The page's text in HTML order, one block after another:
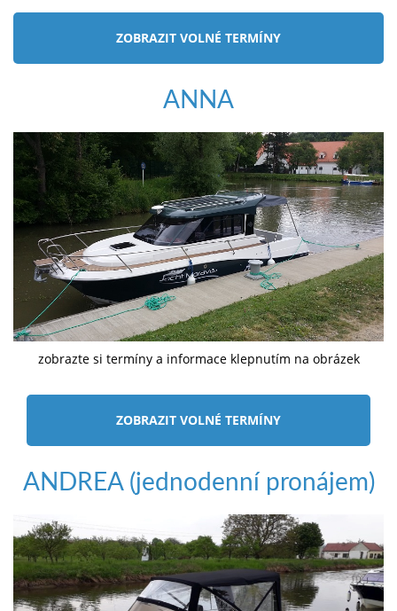
ZOBRAZIT VOLNÉ TERMÍNY
ANNA
zobrazte si termíny a informace klepnutím na obrázek
ZOBRAZIT VOLNÉ TERMÍNY
ANDREA (jednodenní pronájem)